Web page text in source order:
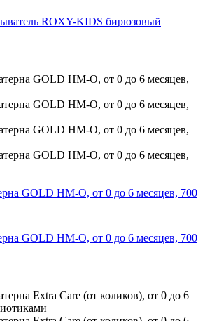
ROXY-KIDS бирюзовый
GOLD HM-O, от 0 до 6 месяцев, 700
GOLD HM-O, от 0 до 6 месяцев, 700